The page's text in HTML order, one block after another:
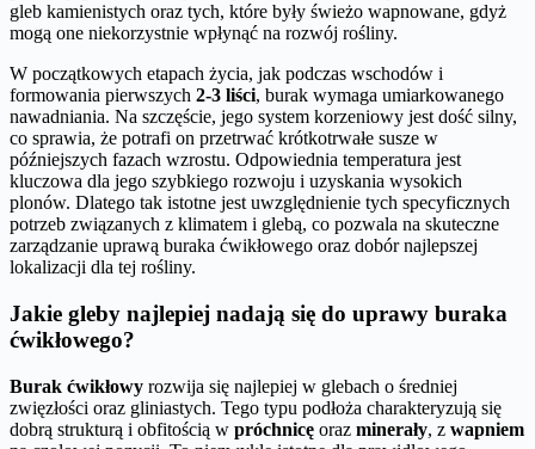
gleb kamienistych oraz tych, które były świeżo wapnowane, gdyż
mogą one niekorzystnie wpłynąć na rozwój rośliny.
W początkowych etapach życia, jak podczas wschodów i
formowania pierwszych 2-3 liści, burak wymaga umiarkowanego
nawadniania. Na szczęście, jego system korzeniowy jest dość silny,
co sprawia, że potrafi on przetrwać krótkotrwałe susze w
późniejszych fazach wzrostu. Odpowiednia temperatura jest
kluczowa dla jego szybkiego rozwoju i uzyskania wysokich
plonów. Dlatego tak istotne jest uwzględnienie tych specyficznych
potrzeb związanych z klimatem i glebą, co pozwala na skuteczne
zarządzanie uprawą buraka ćwikłowego oraz dobór najlepszej
lokalizacji dla tej rośliny.
Jakie gleby najlepiej nadają się do uprawy buraka
ćwikłowego?
Burak ćwikłowy rozwija się najlepiej w glebach o średniej
zwięzłości oraz gliniastych. Tego typu podłoża charakteryzują się
dobrą strukturą i obfitością w próchnicę oraz minerały, z wapniem